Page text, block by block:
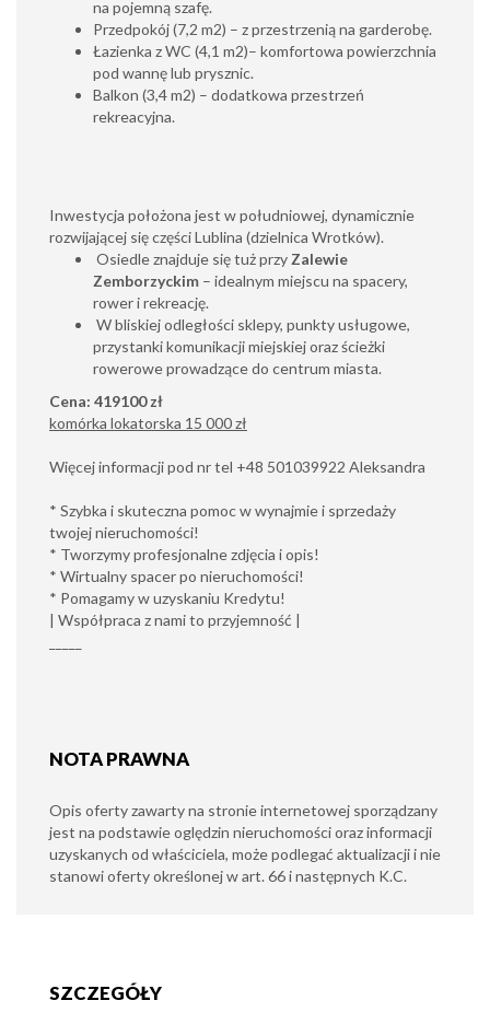
na pojemną szafę.
Przedpokój (7,2 m2) – z przestrzenią na garderobę.
Łazienka z WC (4,1 m2)– komfortowa powierzchnia
pod wannę lub prysznic.
Balkon (3,4 m2) – dodatkowa przestrzeń
rekreacyjna.
Inwestycja położona jest w południowej, dynamicznie
rozwijającej się części Lublina (dzielnica Wrotków).
Osiedle znajduje się tuż przy Zalewie
Zemborzyckim – idealnym miejscu na spacery,
rower i rekreację.
W bliskiej odległości sklepy, punkty usługowe,
przystanki komunikacji miejskiej oraz ścieżki
rowerowe prowadzące do centrum miasta.
Cena: 419100 zł
komórka lokatorska 15 000 zł
Więcej informacji pod nr tel +48 501039922 Aleksandra
* Szybka i skuteczna pomoc w wynajmie i sprzedaży
twojej nieruchomości!
* Tworzymy profesjonalne zdjęcia i opis!
* Wirtualny spacer po nieruchomości!
* Pomagamy w uzyskaniu Kredytu!
| Współpraca z nami to przyjemność |
NOTA PRAWNA
Opis oferty zawarty na stronie internetowej sporządzany
jest na podstawie oględzin nieruchomości oraz informacji
uzyskanych od właściciela, może podlegać aktualizacji i nie
stanowi oferty określonej w art. 66 i następnych K.C.
SZCZEGÓŁY